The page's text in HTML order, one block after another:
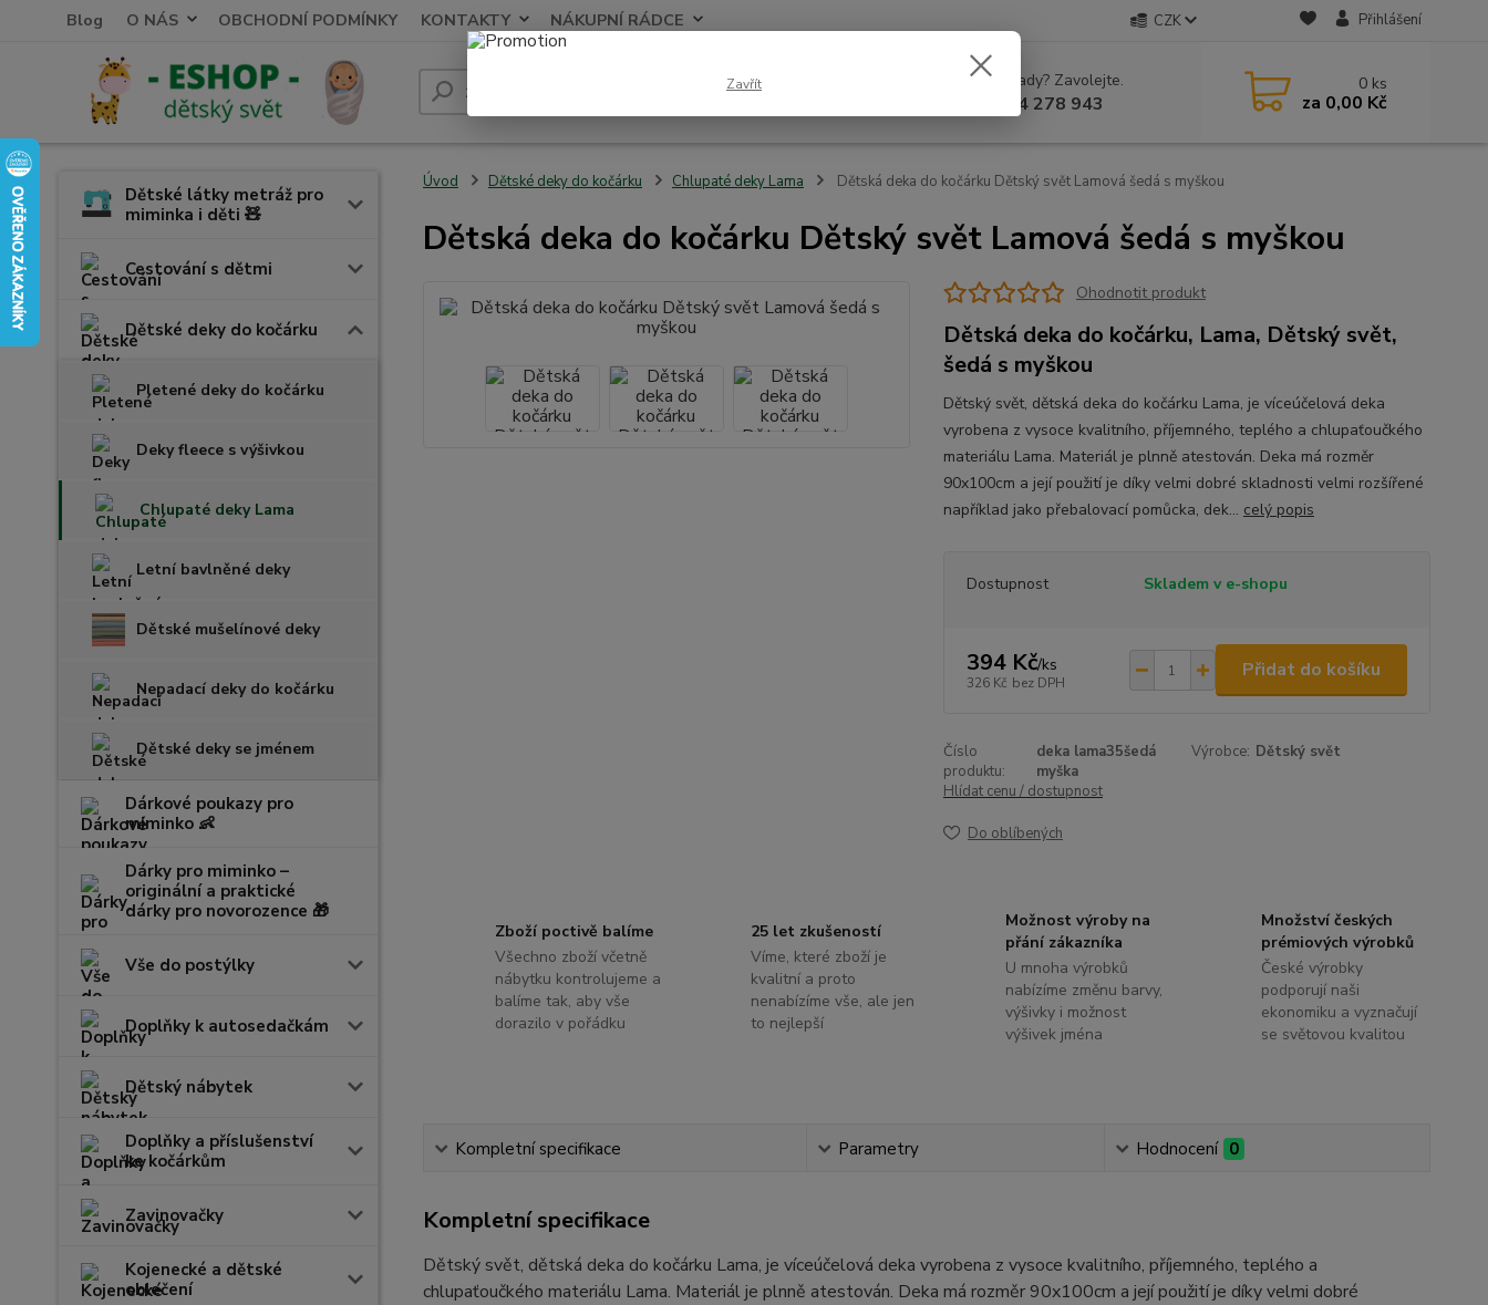
Blog O NÁS OBCHODNÍ PODMÍNKY KONTAKTY NÁKUPNÍ RÁDCE CZK Přihlášení
Hledat Nevíte si rady? Zavolejte.
+420 604 278 943
0 ks
za 0,00 Kč
Dětské látky metráž pro
miminka i děti 🧸
Cestování s dětmi
Dětské deky do kočárku
Pletené deky do kočárku
Deky fleece s výšivkou
Chlupaté deky Lama
Letní bavlněné deky
Dětské mušelínové deky
Nepadací deky do kočárku
Dětské deky se jménem
Dárkové poukazy pro
miminko 👶
Dárky pro miminko –
originální a praktické
dárky pro novorozence 🎁
Vše do postýlky
Doplňky k autosedačkám
Dětský nábytek
Doplňky a příslušenství
ke kočárkům
Zavinovačky
Kojenecké a dětské
oblečení
Úvod Dětské deky do kočárku Chlupaté deky Lama Dětská deka do kočárku Dětský svět Lamová šedá s myškou
Dětská deka do kočárku Dětský svět Lamová šedá s myškou
Ohodnotit produkt
Dětská deka do kočárku, Lama, Dětský svět,
šedá s myškou
Dětský svět, dětská deka do kočárku Lama, je víceúčelová deka
vyrobena z vysoce kvalitního, příjemného, teplého a chlupaťoučkého
materiálu Lama. Materiál je plnně atestován. Deka má rozměr
90x100cm a její použití je díky velmi dobré skladnosti velmi rozšířené
například jako přebalovací pomůcka, dek... celý popis
Dostupnost Skladem v e-shopu
394 Kč/ks
326 Kč bez DPH
Přidat do košíku
Číslo
produktu:
deka lama35šedá
myška
Výrobce: Dětský svět
Hlídat cenu / dostupnost
Do oblíbených
Zboží poctivě balíme
Všechno zboží včetně
nábytku kontrolujeme a
balíme tak, aby vše
dorazilo v pořádku
25 let zkušeností
Víme, které zboží je
kvalitní a proto
nenabízíme vše, ale jen
to nejlepší
Možnost výroby na
přání zákazníka
U mnoha výrobků
nabízíme změnu barvy,
výšivky i možnost
výšivek jména
Množství českých
prémiových výrobků
České výrobky
podporují naši
ekonomiku a vyznačují
se světovou kvalitou
Kompletní specifikace Parametry Hodnocení 0
Kompletní specifikace
Dětský svět, dětská deka do kočárku Lama, je víceúčelová deka vyrobena z vysoce kvalitního, příjemného, teplého a
chlupaťoučkého materiálu Lama. Materiál je plnně atestován. Deka má rozměr 90x100cm a její použití je díky velmi dobré
Zavřít